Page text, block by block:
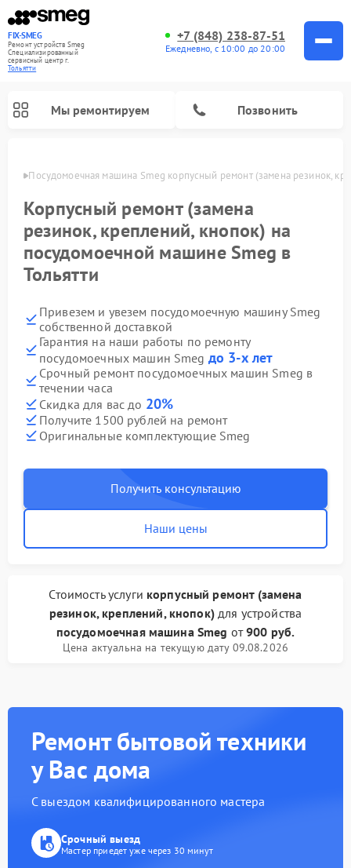
FIX-SMEG
Ремонт устройств Smeg
Специализированный
cервисный центр г.
Тольятти
+7 (848) 238-87-51
Ежедневно, с 10:00 до 20:00
Мы ремонтируем Позвонить
Посудомоечная машина Smeg корпусный ремонт (замена резинок,
Корпусный ремонт (замена
резинок, креплений, кнопок) на
посудомоечной машине Smeg в
Тольятти
Привезем и увезем посудомоечную машину Smeg
собственной доставкой
Гарантия на наши работы по ремонту
посудомоечных машин Smeg до 3-х лет
Срочный ремонт посудомоечных машин Smeg в
течении часа
Скидка для вас до 20%
Получите 1500 рублей на ремонт
Оригинальные комплектующие Smeg
Получить консультацию
Наши цены
Стоимость услуги корпусный ремонт (замена
резинок, креплений, кнопок)для устройства
посудомоечная машина Smeg от900 руб.
Цена актуальна на текущую дату 09.08.2026
Ремонт бытовой техники
у Вас дома
С выездом квалифицированного мастера
Срочный выезд
Мастер приедет уже через 30 минут